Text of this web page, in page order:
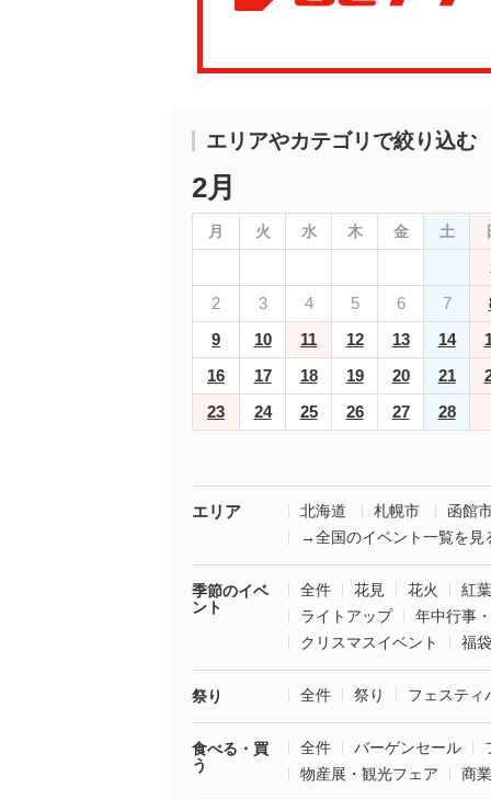
エリアやカテゴリで絞り込む
2月
月 火 水 木 金 土
2
3 4 5 6 7
9
10 11 12 13 14
16
17 18 19 20 21
23
24 25 26 27 28
エリア 北海道 札幌市
函館
→全国のイベント一覧を見
季節のイベ
ント
全件 花見 花火
紅葉
ライトアップ
年中行事
クリスマスイベント
福
祭り 全件 祭り フェスティ
食べる・買
う
全件 バーゲンセール
物産展・観光フェア
商